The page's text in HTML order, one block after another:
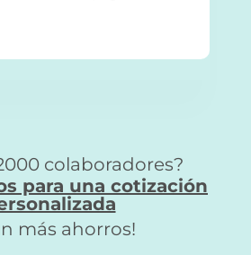
colaboradores?
para una cotización
más ahorros!